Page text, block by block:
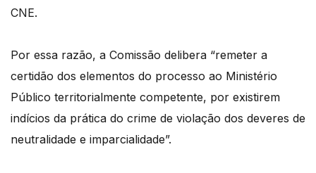
CNE.
Por essa razão, a Comissão delibera “remeter a
certidão dos elementos do processo ao Ministério
Público territorialmente competente, por existirem
indícios da prática do crime de violação dos deveres de
neutralidade e imparcialidade”.